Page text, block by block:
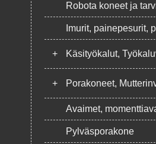
Robota koneet ja
Imurit, painepesurit,
+ Käsityökalut,
+ Porakoneet,
Avaimet,
Pylväsporakone